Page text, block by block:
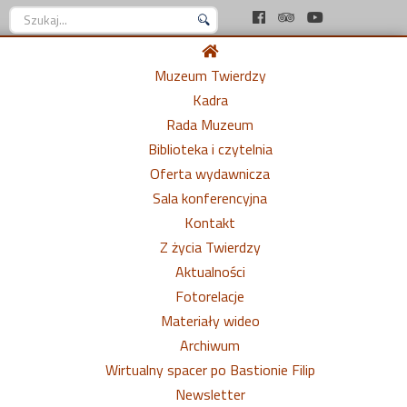
Szukaj...
Muzeum Twierdzy
Kadra
Rada Muzeum
Biblioteka i czytelnia
Oferta wydawnicza
Sala konferencyjna
Kontakt
Z życia Twierdzy
Aktualności
Fotorelacje
Materiały wideo
Archiwum
Wirtualny spacer po Bastionie Filip
Newsletter